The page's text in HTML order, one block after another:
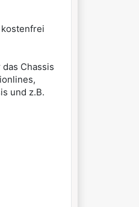
Chassis
und z.B.